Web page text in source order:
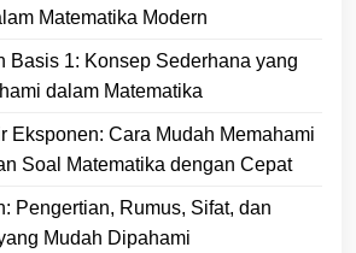
Matematika Modern
Basis 1: Konsep Sederhana yang
dalam Matematika
Eksponen: Cara Mudah Memahami
Soal Matematika dengan Cepat
Pengertian, Rumus, Sifat, dan
Mudah Dipahami